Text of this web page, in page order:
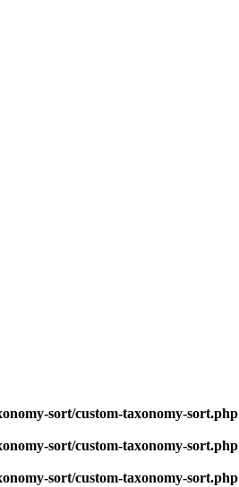
sort/custom-taxonomy-sort.php
sort/custom-taxonomy-sort.php
sort/custom-taxonomy-sort.php